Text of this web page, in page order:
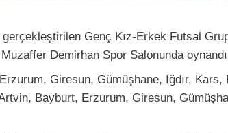
Genç Kız-Erkek Futsal
Demirhan Spor Salonunda
Giresun, Gümüşhane, Iğdır, Kars,
Bayburt, Erzurum, Giresun,